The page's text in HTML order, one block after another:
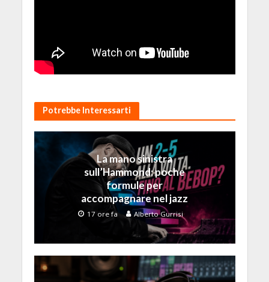
Potrebbe Interessarti
La mano sinistra
sull’Hammond: poche
formule per
accompagnare nel jazz
17 ore fa Alberto Gurrisi